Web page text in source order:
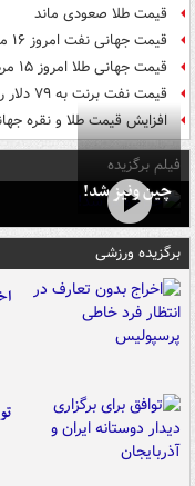
قیمت طلا صعودی ماند
قیمت جهانی نفت امروز ۱۶ مرداد
قیمت جهانی طلا امروز ۱۵ مرداد
قیمت نفت برنت به ۷۹ دلار رسید
افزایش قیمت طلا و نقره
فیلم برگزیده
چین ونیز شد!
برگزیده ورزشی